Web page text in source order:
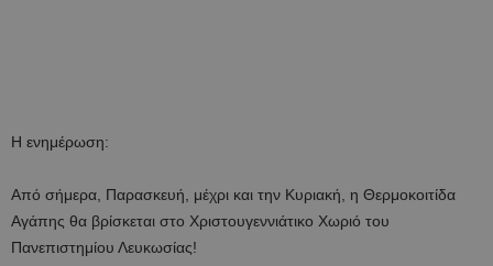
Η ενημέρωση:
Από σήμερα, Παρασκευή, μέχρι και την Κυριακή, η Θερμοκοιτίδα
Αγάπης θα βρίσκεται στο Χριστουγεννιάτικο Χωριό του
Πανεπιστημίου Λευκωσίας!